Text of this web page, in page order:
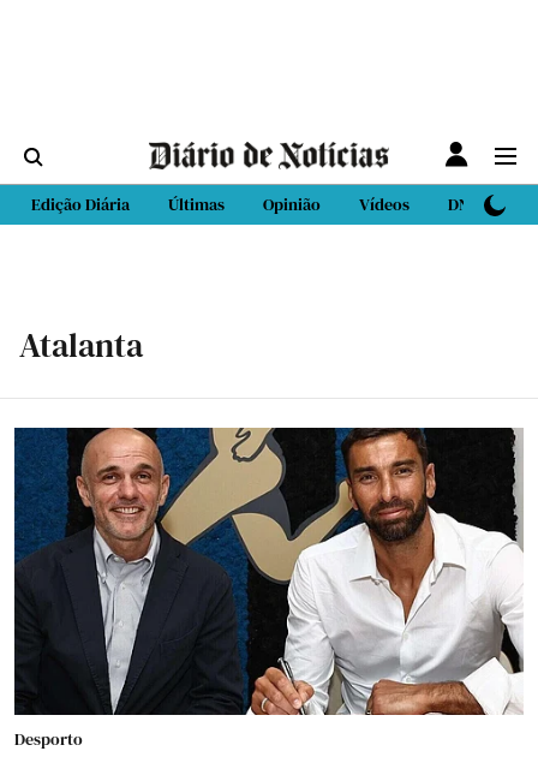
Edição Diária Últimas Opinião Vídeos DN Sport
Atalanta
Desporto